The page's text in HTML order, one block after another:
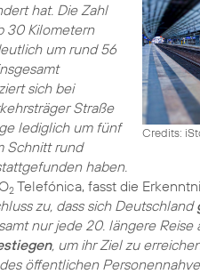
Credits:
hat. Die Zahl
30 Kilometern
um rund 56
sich bei
Straße
lediglich um fünf
Schnitt rund
haben.
2 Telefónica, fasst die
zu, dass sich Deutschland
nur jede 20. längere
, um ihr Ziel zu
öffentlichen